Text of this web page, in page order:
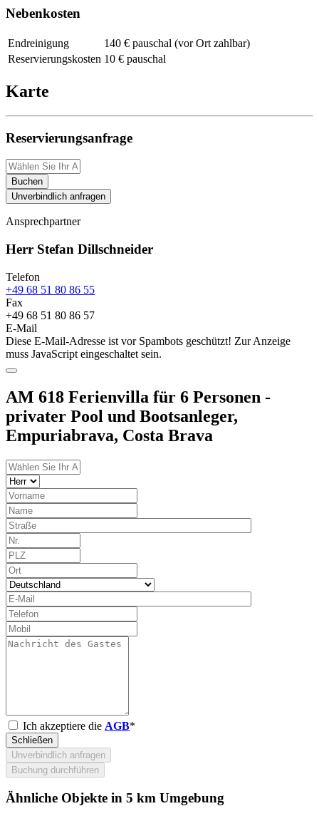
Nebenkosten
Endreinigung
140 € pauschal (vor Ort zahlbar)
Reservierungskosten 10 € pauschal
Karte
Reservierungsanfrage
Buchen
Unverbindlich anfragen
Ansprechpartner
Herr Stefan Dillschneider
Telefon
+49 68 51 80 86 55
Fax
+49 68 51 80 86 57
E-Mail
Diese E-Mail-Adresse ist vor Spambots geschützt! Zur Anzeige
muss JavaScript eingeschaltet sein.
AM 618 Ferienvilla für 6 Personen -
privater Pool und Bootsanleger,
Empuriabrava, Costa Brava
Ich akzeptiere die AGB*
Schließen
Unverbindlich anfragen
Buchung durchführen
Ähnliche Objekte in 5 km Umgebung